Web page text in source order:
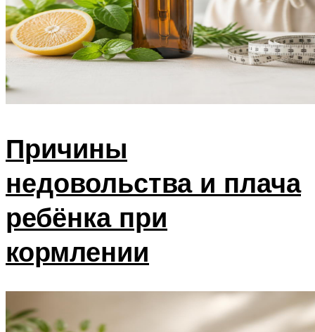
Причины
недовольства и плача
ребёнка при
кормлении